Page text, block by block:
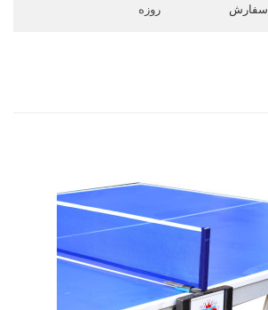
سفارش
روزه